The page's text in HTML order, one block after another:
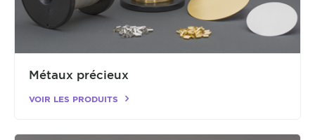
Métaux précieux
VOIR LES PRODUITS